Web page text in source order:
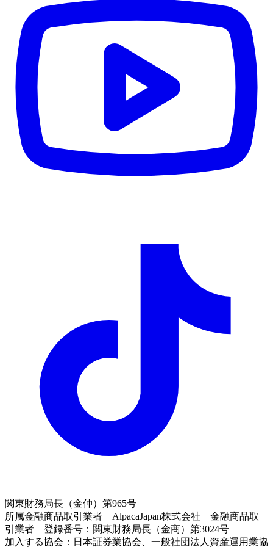
関東財務局長（金仲）第965号
所属金融商品取引業者 AlpacaJapan株式会社 金融商品取
引業者 登録番号：関東財務局長（金商）第3024号
加入する協会：日本証券業協会、一般社団法人資産運用業協